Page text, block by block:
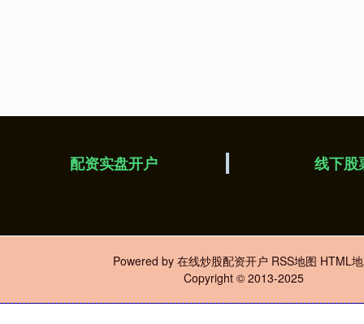
配资实盘开户 线下股
Powered by 在线炒股配资开户 RSS地图 HTML
Copyright © 2013-2025